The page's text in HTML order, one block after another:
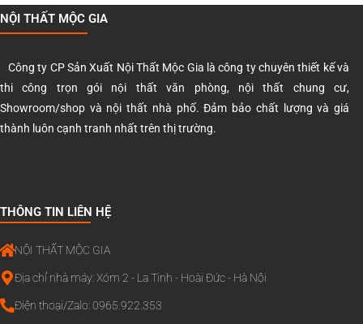
NỘI THẤT MỘC GIA
Công ty CP Sản Xuất Nội Thất Mộc Gia là công ty chuyên thiết kế và
thi công trọn gói nội thất văn phòng, nội thất chung cư,
Showroom/shop và nội thất nhà phố. Đảm bảo chất lượng và giá
thành luôn cạnh tranh nhất trên thị trường.
THÔNG TIN LIÊN HỆ
NỘI THẤT MỘC GIA
Địa chỉ nhà máy: Xóm 2 - La Tinh - Hoài Đức - Hà Nội
Điện thoại/Zalo: 0965.922.353